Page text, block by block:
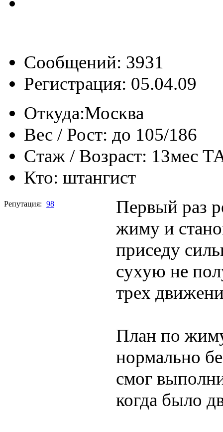
Сообщений: 3931
Регистрация: 05.04.09
Откуда:Москва
Вес / Рост: до 105/186
Стаж / Возраст: 13мес
Кто: штангист
Репутация: 98
Первый раз
жиму и
приседу
сухую не
трех
План по
нормально
смог
когда было